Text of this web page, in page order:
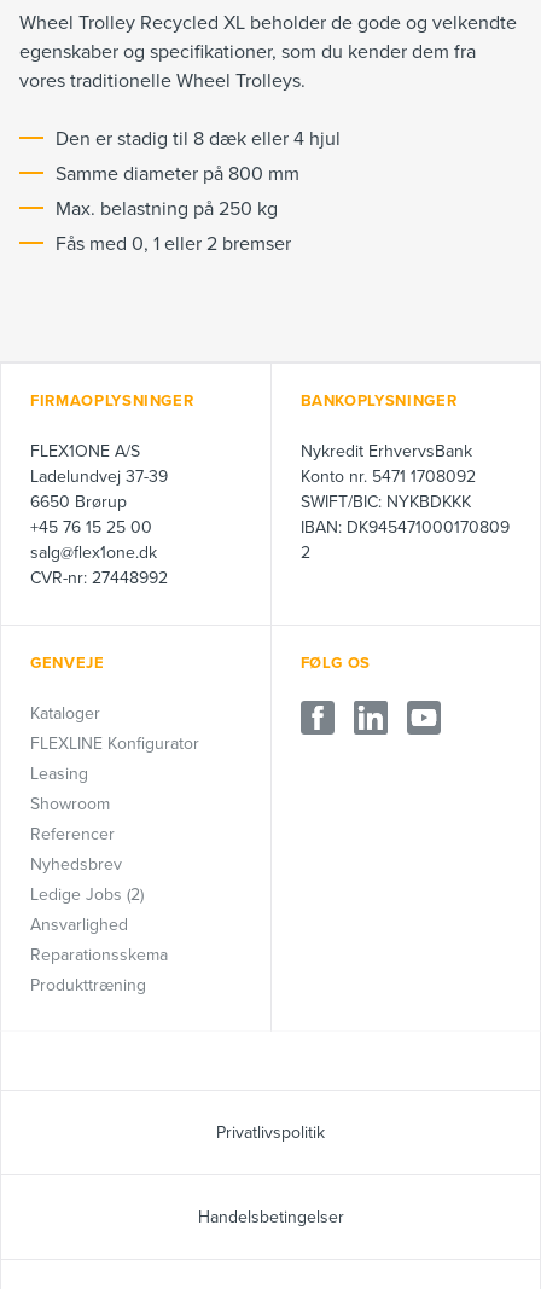
Wheel Trolley Recycled XL beholder de gode og velkendte
egenskaber og specifikationer, som du kender dem fra
vores traditionelle Wheel Trolleys.
Den er stadig til 8 dæk eller 4 hjul
Samme diameter på 800 mm
Max. belastning på 250 kg
Fås med 0, 1 eller 2 bremser
FIRMAOPLYSNINGER
FLEX1ONE A/S
Ladelundvej 37-39
6650 Brørup
+45 76 15 25 00
salg@flex1one.dk
CVR-nr: 27448992
BANKOPLYSNINGER
Nykredit ErhvervsBank
Konto nr. 5471 1708092
SWIFT/BIC: NYKBDKKK
IBAN: DK945471000170809
2
GENVEJE
Kataloger
FLEXLINE Konfigurator
Leasing
Showroom
Referencer
Nyhedsbrev
Ledige Jobs (2)
Ansvarlighed
Reparationsskema
Produkttræning
FØLG OS
Privatlivspolitik
Handelsbetingelser